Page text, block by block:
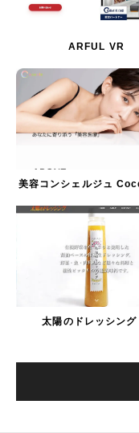
ARFUL VR
美容コンシェルジュ
太陽のドレッシング